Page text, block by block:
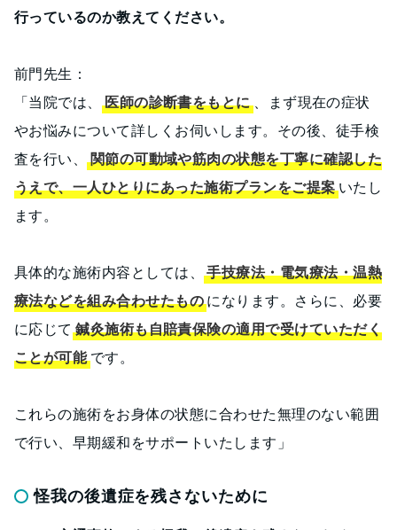
行っているのか教えてください。
前門先生：
「当院では、
医師の診断書をもとに 、まず現在の症状
やお悩みについて詳しくお伺いします。その後、徒手検
査を行い、関節の可動域や筋肉の状態を丁寧に確認した
うえで、一人ひとりにあった施術プランをご提案いたし
ます。
具体的な施術内容としては、手技療法・電気療法・温熱
療法などを組み合わせたものになります。さらに、必要
に応じて 鍼灸施術も自賠責保険の適用で受けていただく
ことが可能です。
これらの施術をお身体の状態に合わせた無理のない範囲
で行い、早期緩和をサポートいたします」
怪我の後遺症を残さないために